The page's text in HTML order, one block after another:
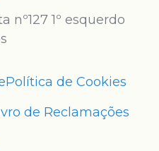
nº127 1º esquerdo
Política de Cookies
de Reclamações